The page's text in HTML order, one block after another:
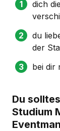
dich
du
der
bei dir
Du
Studium